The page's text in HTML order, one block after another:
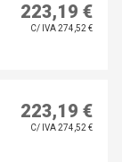
223,19 €
C/ IVA 274,52 €
223,19 €
C/ IVA 274,52 €